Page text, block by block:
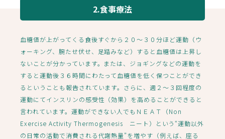
2.食事療法
血糖値が上がってくる食後すぐから２０～３０分ほど運動（ウ
ォーキング、腕たせ伏せ、足踏みなど）すると血糖値は上昇し
ないことが分かっています。または、ジョギングなどの運動を
すると運動後３６時間にわたって血糖値を低く保つことができ
るということも報告されています。さらに、週２～３回程度の
運動にてインスリンの感受性（効果）を高めることができると
言われています。運動ができない人でもＮＥＡＴ（Non
Exercise Activity Thermogenesis ニート）という“運動以外
の日常の活動で消費される代謝熱量”を増やす（例えば、座る